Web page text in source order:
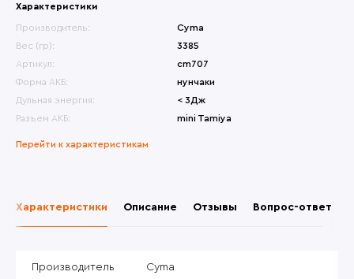
Характеристики
Производитель:
Cyma
Вес (гр):
3385
Артикул:
cm707
Форма АКБ:
нунчаки
Дульная энергия:
< 3Дж
Разъем АКБ:
mini Tamiya
Перейти к характеристикам
Характеристики Описание Отзывы Вопрос-ответ
Производитель Cyma